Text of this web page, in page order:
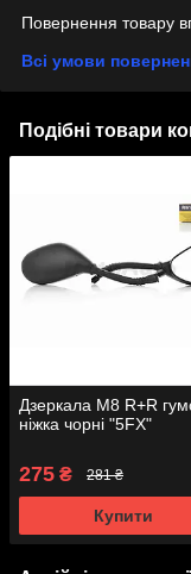
Повернення товару
Всі умови
Подібні товари
Дзеркала M8 R+R
ніжка чорні "5FX"
275 ₴ 281 ₴
Купити